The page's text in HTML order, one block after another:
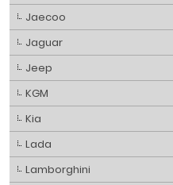
Jaecoo
Jaguar
Jeep
KGM
Kia
Lada
Lamborghini